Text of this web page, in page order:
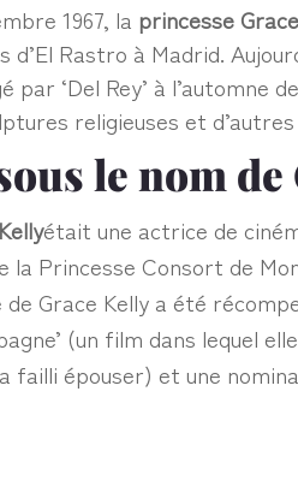
1967, la princesse
d’El Rastro à Madrid.
par ‘Del Rey’ à l’automne
religieuses et
le nom
était une actrice de
la Princesse Consort de
Grace Kelly a été
(un film dans lequel
a failli épouser) et une